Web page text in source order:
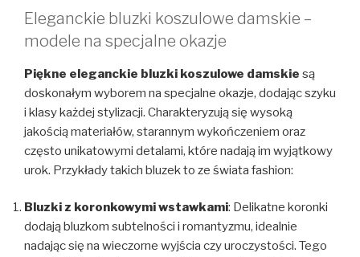
Eleganckie bluzki koszulowe damskie –
modele na specjalne okazje
Piękne eleganckie bluzki koszulowe damskie są
doskonałym wyborem na specjalne okazje, dodając szyku
i klasy każdej stylizacji. Charakteryzują się wysoką
jakością materiałów, starannym wykończeniem oraz
często unikatowymi detalami, które nadają im wyjątkowy
urok. Przykłady takich bluzek to ze świata fashion:
Bluzki z koronkowymi wstawkami: Delikatne koronki
dodają bluzkom subtelności i romantyzmu, idealnie
nadając się na wieczorne wyjścia czy uroczystości. Tego